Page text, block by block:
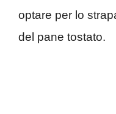
optare per lo
del pane tostato.